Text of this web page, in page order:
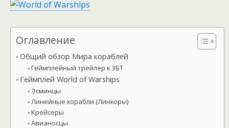
Оглавление
Общий обзор Мира кораблей
Геймплейный трейлер к ЗБТ
Геймплей World of Warships
Эсминцы
Линейные корабли (Линкоры)
Крейсеры
Авианосцы